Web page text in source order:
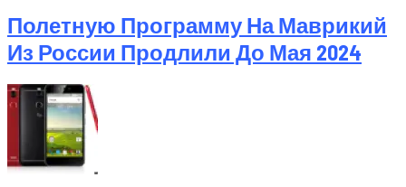
Полетную Программу На Маврикий
Из России Продлили До Мая 2024